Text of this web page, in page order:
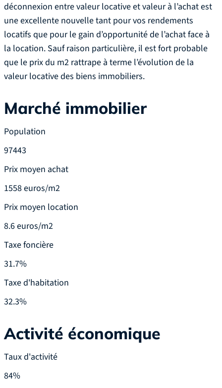
déconnexion entre valeur locative et valeur à l’achat est
une excellente nouvelle tant pour vos rendements
locatifs que pour le gain d’opportunité de l’achat face à
la location. Sauf raison particulière, il est fort probable
que le prix du m2 rattrape à terme l’évolution de la
valeur locative des biens immobiliers.
Marché immobilier
Population
97443
Prix moyen achat
1558 euros/m2
Prix moyen location
8.6 euros/m2
Taxe foncière
31.7%
Taxe d'habitation
32.3%
Activité économique
Taux d'activité
84%